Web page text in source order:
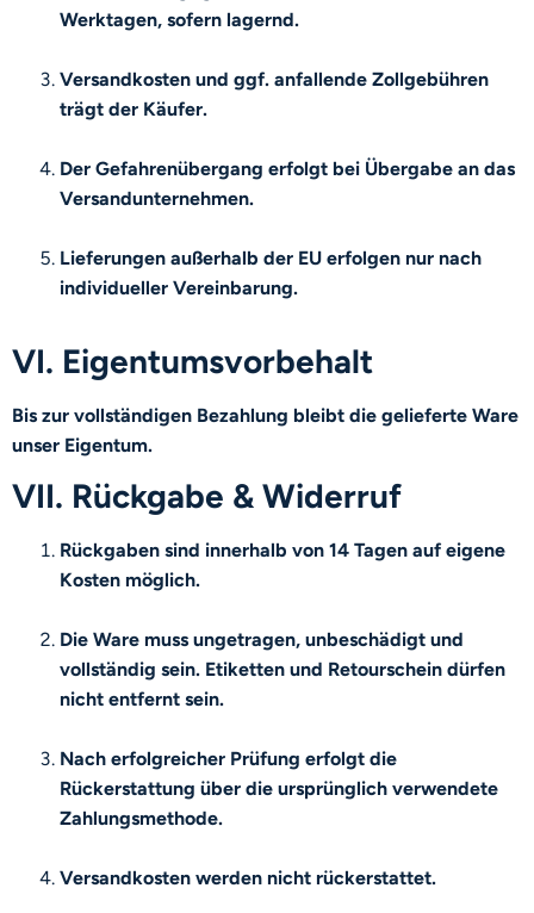
Werktagen, sofern lagernd.
Versandkosten und ggf. anfallende Zollgebühren
trägt der Käufer.
Der Gefahrenübergang erfolgt bei Übergabe an das
Versandunternehmen.
Lieferungen außerhalb der EU erfolgen nur nach
individueller Vereinbarung.
VI. Eigentumsvorbehalt
Bis zur vollständigen Bezahlung bleibt die gelieferte Ware
unser Eigentum.
VII. Rückgabe & Widerruf
Rückgaben sind innerhalb von 14 Tagen auf eigene
Kosten möglich.
Die Ware muss ungetragen, unbeschädigt und
vollständig sein. Etiketten und Retourschein dürfen
nicht entfernt sein.
Nach erfolgreicher Prüfung erfolgt die
Rückerstattung über die ursprünglich verwendete
Zahlungsmethode.
Versandkosten werden nicht rückerstattet.